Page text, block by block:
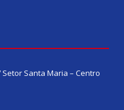
Santa Maria – Centro